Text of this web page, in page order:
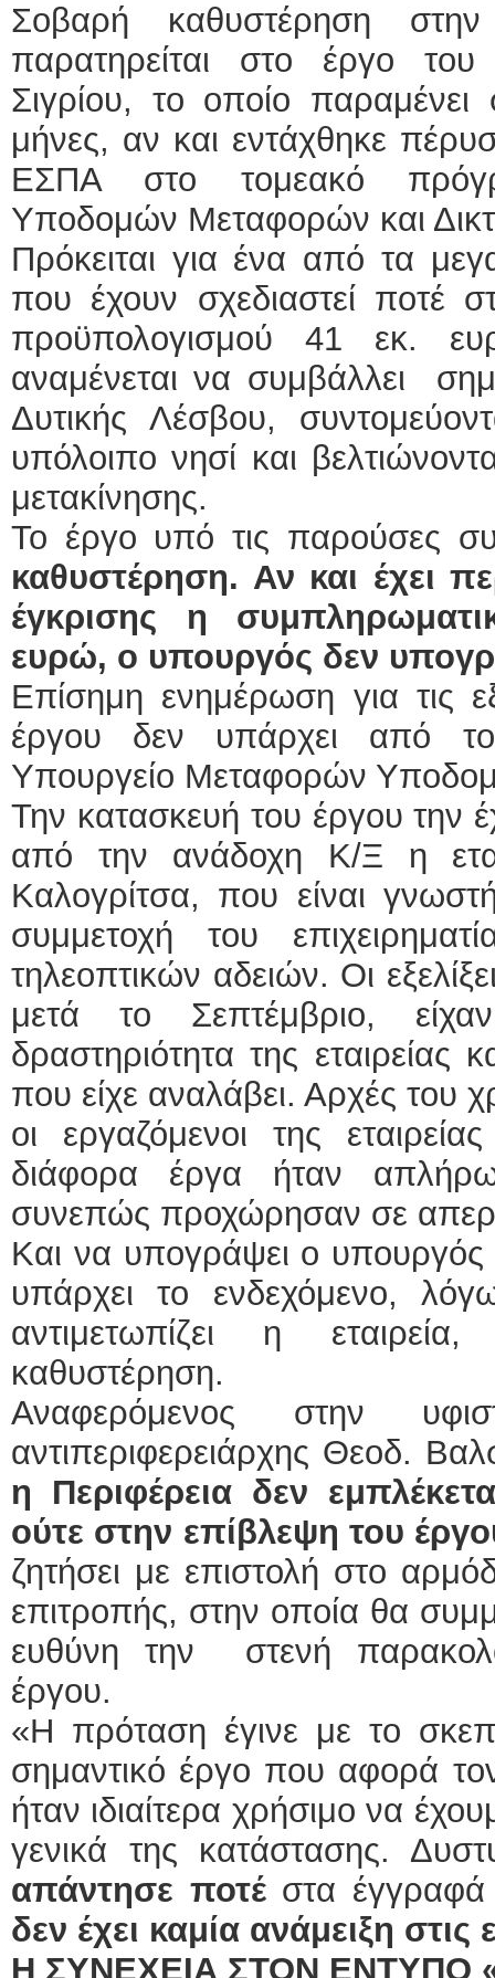
Σοβαρή καθυστέρηση
παρατηρείται στο έργο
Σιγρίου, το οποίο
μήνες, αν και εντάχθηκε
ΕΣΠΑ στο τομεακό
Υποδομών Μεταφορών και
Πρόκειται για ένα από τα
που έχουν σχεδιαστεί
προϋπολογισμού 41 εκ.
αναμένεται να συμβάλλει
Δυτικής Λέσβου,
υπόλοιπο νησί και
μετακίνησης.
Το έργο υπό τις παρούσες
καθυστέρηση. Αν και έχει
έγκρισης η
ευρώ, ο υπουργός δεν
Επίσημη ενημέρωση για τις
έργου δεν υπάρχει από
Υπουργείο Μεταφορών
Την κατασκευή του έργου την
από την ανάδοχη Κ/Ξ η
Καλογρίτσα, που είναι
συμμετοχή του
τηλεοπτικών αδειών. Οι
μετά το Σεπτέμβριο,
δραστηριότητα της εταιρείας
που είχε αναλάβει. Αρχές του
οι εργαζόμενοι της
διάφορα έργα ήταν
συνεπώς προχώρησαν σε
Και να υπογράψει ο υπουργός
υπάρχει το ενδεχόμενο,
αντιμετωπίζει η
καθυστέρηση.
Αναφερόμενος στην
αντιπεριφερειάρχης Θεοδ.
η Περιφέρεια δεν
ούτε στην επίβλεψη του
ζητήσει με επιστολή στο
επιτροπής, στην οποία θα
ευθύνη την στενή
έργου.
«Η πρόταση έγινε με το
σημαντικό έργο που αφορά
ήταν ιδιαίτερα χρήσιμο να
γενικά της κατάστασης.
απάντησε ποτέστα έγγραφά
δεν έχει καμία ανάμειξη στις
Η ΣΥΝΕΧΕΙΑ ΣΤΟΝ ΕΝΤΥΠΟ
ΕΙΔΙΚΟΣ ΚΑΡΔΙΟΛΟΓΟΣ
ΚΩΝΣΤΑΝΤΙΝΟΣ
Holter πίεσης και
Δοκιμασία
υπέρηχος
Μυτιλήνη
τηλ.2251302311
Γέρα:Παπάδος
Φυσικοθεραπεύτρια
Σταυρουλάκη-
Πτυχιούχος
ΑΤΕΙ
Ασκληπιού 39
Μυτιλήνη
τηλ. 22510-54898-